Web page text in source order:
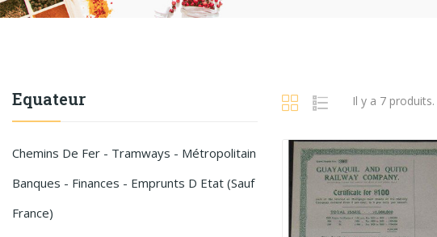
Equateur
Chemins De Fer - Tramways - Métropolitain
Banques - Finances - Emprunts D Etat (sauf
France)
Il y a 7 produits.